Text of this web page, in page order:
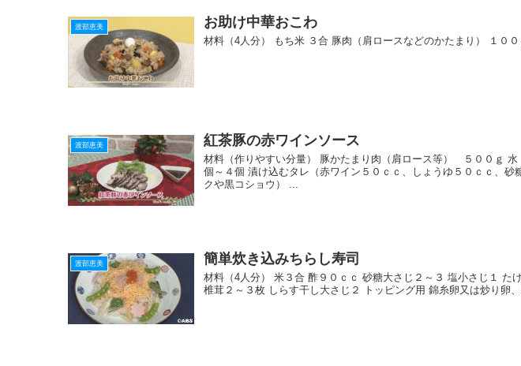
k
渡部恵美 お助け中華おこわ
材料（4人分） もち米 ３合 豚肉（肩ロースなどのかたまり） １０
渡部恵美 紅茶豚の赤ワインソース
材料（作りやすい分量） 豚かたまり肉（肩ロース等） ５００ｇ
個～４個 漬け込むタレ（赤ワイン５０ｃｃ、しょうゆ５０ｃｃ、
クや黒コショウ） ...
渡部恵美 簡単炊き込みちらし寿司
材料（4人分） 米３合 酢９０ｃｃ 砂糖大さじ２～３ 塩小さじ１ た
椎茸２～３枚 しらす干し大さじ２ トッピング用 錦糸卵又は炒り卵